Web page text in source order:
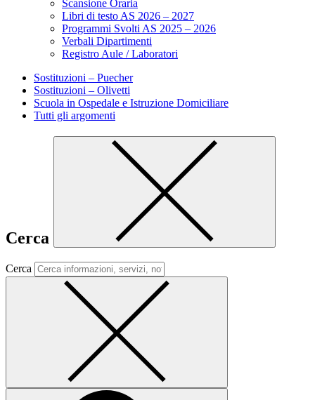
Scansione Oraria
Libri di testo AS 2026 – 2027
Programmi Svolti AS 2025 – 2026
Verbali Dipartimenti
Registro Aule / Laboratori
Sostituzioni – Puecher
Sostituzioni – Olivetti
Scuola in Ospedale e Istruzione Domiciliare
Tutti gli argomenti
Cerca
Cerca